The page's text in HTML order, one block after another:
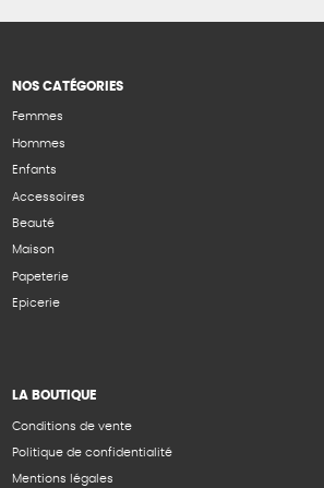
NOS CATÉGORIES
Femmes
Hommes
Enfants
Accessoires
Beauté
Maison
Papeterie
Epicerie
LA BOUTIQUE
Conditions de vente
Politique de confidentialité
Mentions légales